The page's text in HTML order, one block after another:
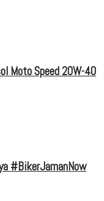
Moto Speed 20W-40
#BikerJamanNow